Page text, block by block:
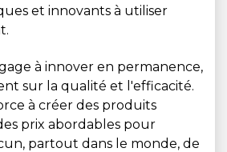
et innovants à utiliser
à innover en permanence,
sur la qualité et l'efficacité.
à créer des produits
prix abordables pour
partout dans le monde, de